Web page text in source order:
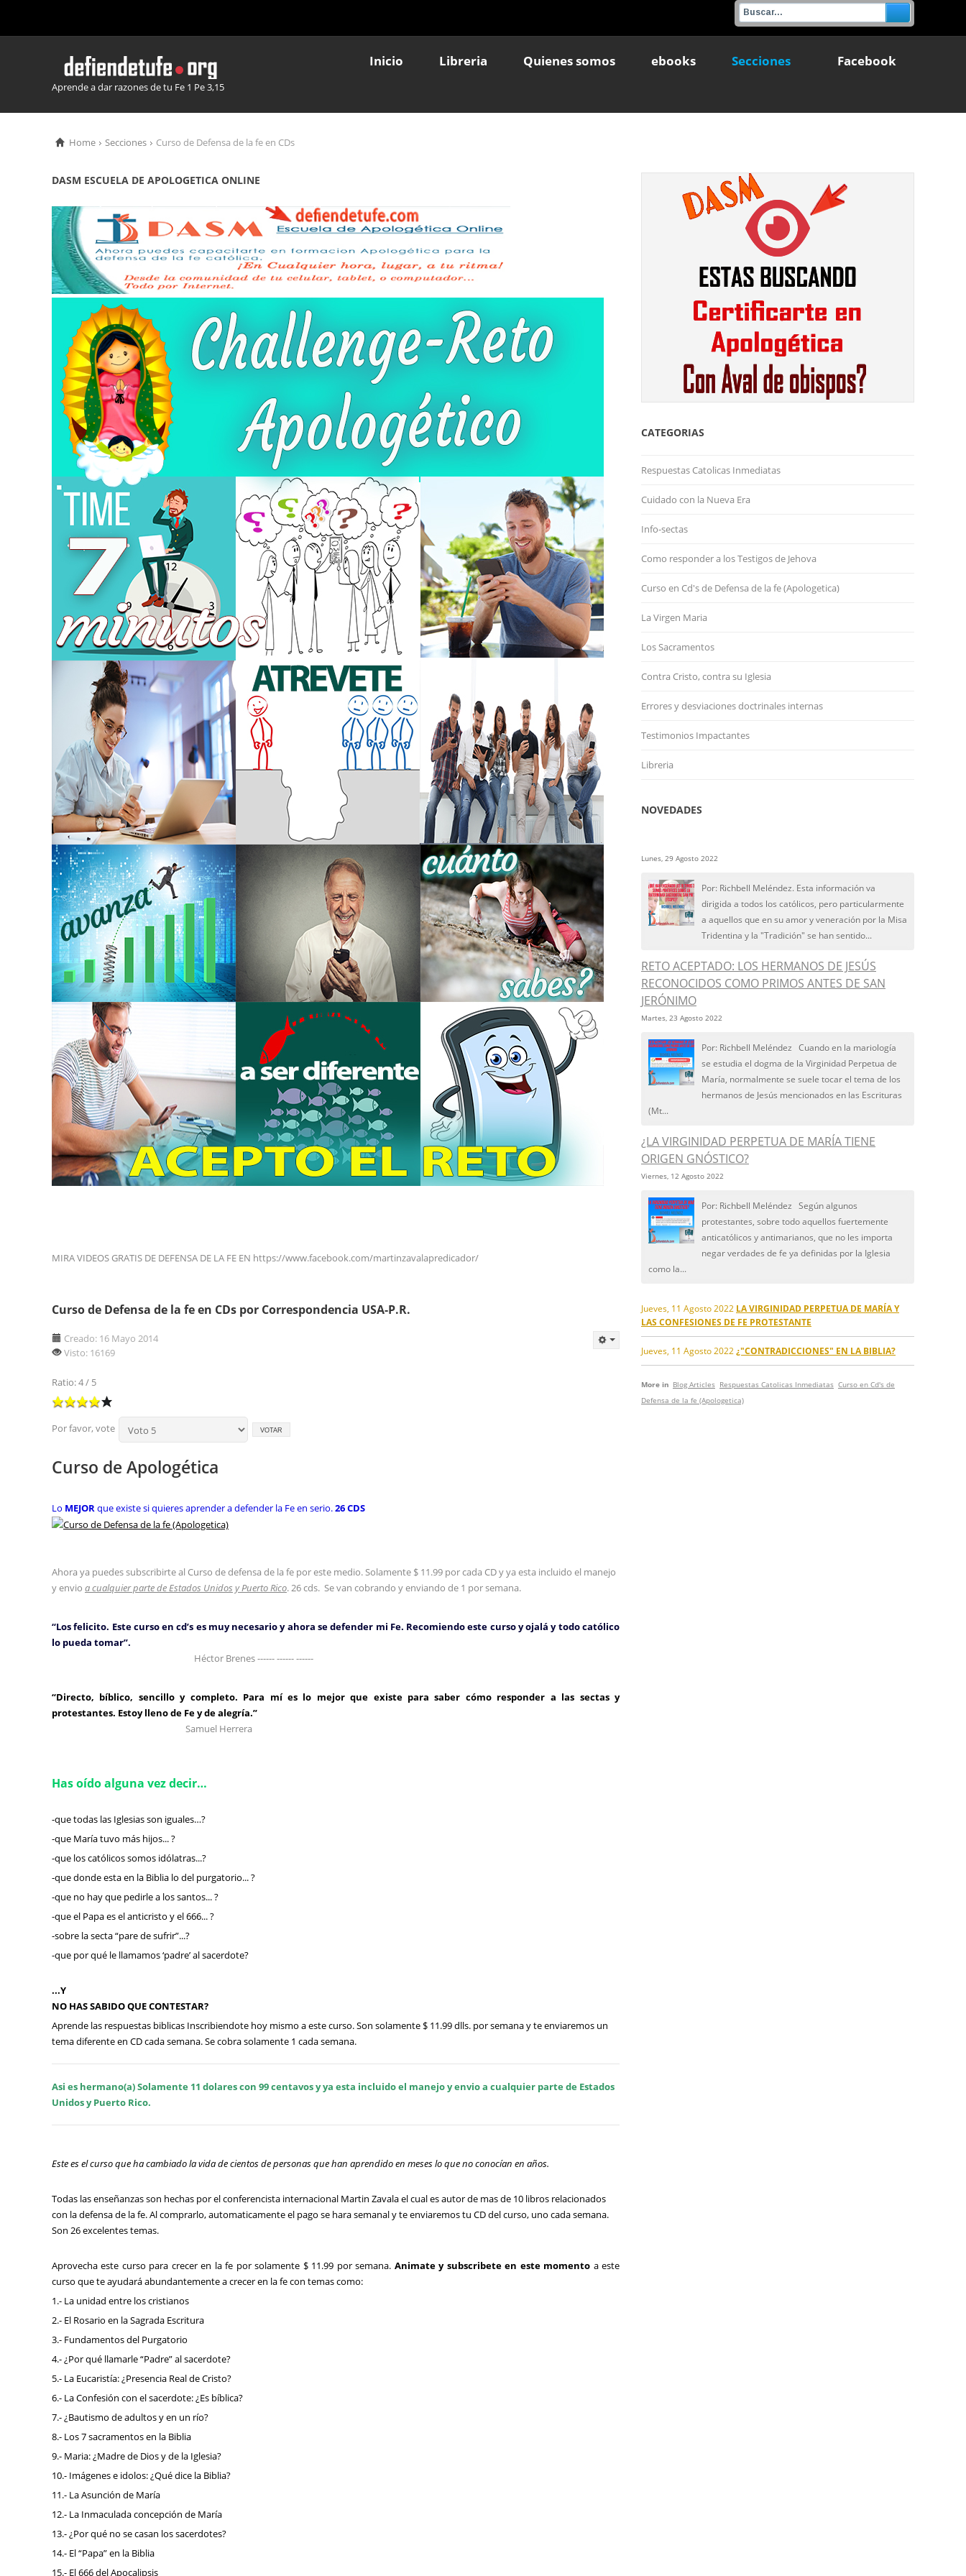
Aprende a dar razones de tu Fe 1 Pe 3,15
Inicio Libreria Quienes somos ebooks Secciones Facebook
Home Secciones Curso de Defensa de la fe en CDs
DASM ESCUELA DE APOLOGETICA ONLINE
MIRA VIDEOS GRATIS DE DEFENSA DE LA FE EN https://www.facebook.com/martinzavalapredicador/
Curso de Defensa de la fe en CDs por Correspondencia USA-P.R.
Creado: 16 Mayo 2014
Visto: 16169
Ratio: 4 / 5
Por favor, vote
Curso de Apologética
Lo MEJORque existe si quieres aprender a defender la Fe en serio.26 CDS
Ahora ya puedes subscribirte al Curso de defensa de la fe por este medio. Solamente $ 11.99 por cada CD y ya esta incluido el manejo
y envio a cualquier parte de Estados Unidos y Puerto Rico. 26 cds. Se van cobrando y enviando de 1 por semana.
“Los felicito. Este curso en cd’s es muy necesario y ahora se defender mi Fe. Recomiendo este curso y ojalá y todo católico
lo pueda tomar”.
Héctor Brenes ------ ------ ------
“Directo, bíblico, sencillo y completo. Para mí es lo mejor que existe para saber cómo responder a las sectas y
protestantes. Estoy lleno de Fe y de alegría.”
Samuel Herrera
Has oído alguna vez decir…
-que todas las Iglesias son iguales…?
-que María tuvo más hijos... ?
-que los católicos somos idólatras...?
-que donde esta en la Biblia lo del purgatorio... ?
-que no hay que pedirle a los santos... ?
-que el Papa es el anticristo y el 666... ?
-sobre la secta “pare de sufrir”...?
-que por qué le llamamos ‘padre’ al sacerdote?
...Y
NO HAS SABIDO QUE CONTESTAR?
Aprende las respuestas biblicas Inscribiendote hoy mismo a este curso. Son solamente $ 11.99 dlls. por semana y te enviaremos un
tema diferente en CD cada semana. Se cobra solamente 1 cada semana.
Asi es hermano(a) Solamente 11 dolares con 99 centavos y ya esta incluido el manejo y envio a cualquier parte de Estados
Unidos y Puerto Rico.
Este es el curso que ha cambiado la vida de cientos de personas que han aprendido en meses lo que no conocían en años.
Todas las enseñanzas son hechas por el conferencista internacional Martin Zavala el cual es autor de mas de 10 libros relacionados
con la defensa de la fe. Al comprarlo, automaticamente el pago se hara semanal y te enviaremos tu CD del curso, uno cada semana.
Son 26 excelentes temas.
Aprovecha este curso para crecer en la fe por solamente $ 11.99 por semana. Animate y subscribete en este momento a este
curso que te ayudará abundantemente a crecer en la fe con temas como:
1.- La unidad entre los cristianos
2.- El Rosario en la Sagrada Escritura
3.- Fundamentos del Purgatorio
4.- ¿Por qué llamarle “Padre” al sacerdote?
5.- La Eucaristía: ¿Presencia Real de Cristo?
6.- La Confesión con el sacerdote: ¿Es bíblica?
7.- ¿Bautismo de adultos y en un río?
8.- Los 7 sacramentos en la Biblia
9.- Maria: ¿Madre de Dios y de la Iglesia?
10.- Imágenes e idolos: ¿Qué dice la Biblia?
11.- La Asunción de María
12.- La Inmaculada concepción de María
13.- ¿Por qué no se casan los sacerdotes?
14.- El “Papa” en la Biblia
15.- El 666 del Apocalipsis
CATEGORIAS
Respuestas Catolicas Inmediatas
Cuidado con la Nueva Era
Info-sectas
Como responder a los Testigos de Jehova
Curso en Cd's de Defensa de la fe (Apologetica)
La Virgen Maria
Los Sacramentos
Contra Cristo, contra su Iglesia
Errores y desviaciones doctrinales internas
Testimonios Impactantes
Libreria
NOVEDADES
Lunes, 29 Agosto 2022
Por: Richbell Meléndez. Esta información va
dirigida a todos los católicos, pero particularmente
a aquellos que en su amor y veneración por la Misa
Tridentina y la "Tradición" se han sentido...
RETO ACEPTADO: LOS HERMANOS DE JESÚS
RECONOCIDOS COMO PRIMOS ANTES DE SAN
JERÓNIMO
Martes, 23 Agosto 2022
Por: Richbell Meléndez Cuando en la mariología
se estudia el dogma de la Virginidad Perpetua de
María, normalmente se suele tocar el tema de los
hermanos de Jesús mencionados en las Escrituras
(Mt...
¿LA VIRGINIDAD PERPETUA DE MARÍA TIENE
ORIGEN GNÓSTICO?
Viernes, 12 Agosto 2022
Por: Richbell Meléndez Según algunos
protestantes, sobre todo aquellos fuertemente
anticatólicos y antimarianos, que no les importa
negar verdades de fe ya definidas por la Iglesia
como la...
Jueves, 11 Agosto 2022 LA VIRGINIDAD PERPETUA DE MARÍA Y
LAS CONFESIONES DE FE PROTESTANTE
Jueves, 11 Agosto 2022 ¿"CONTRADICCIONES" EN LA BIBLIA?
More in Blog Articles Respuestas Catolicas Inmediatas Curso en Cd's de
Defensa de la fe (Apologetica)